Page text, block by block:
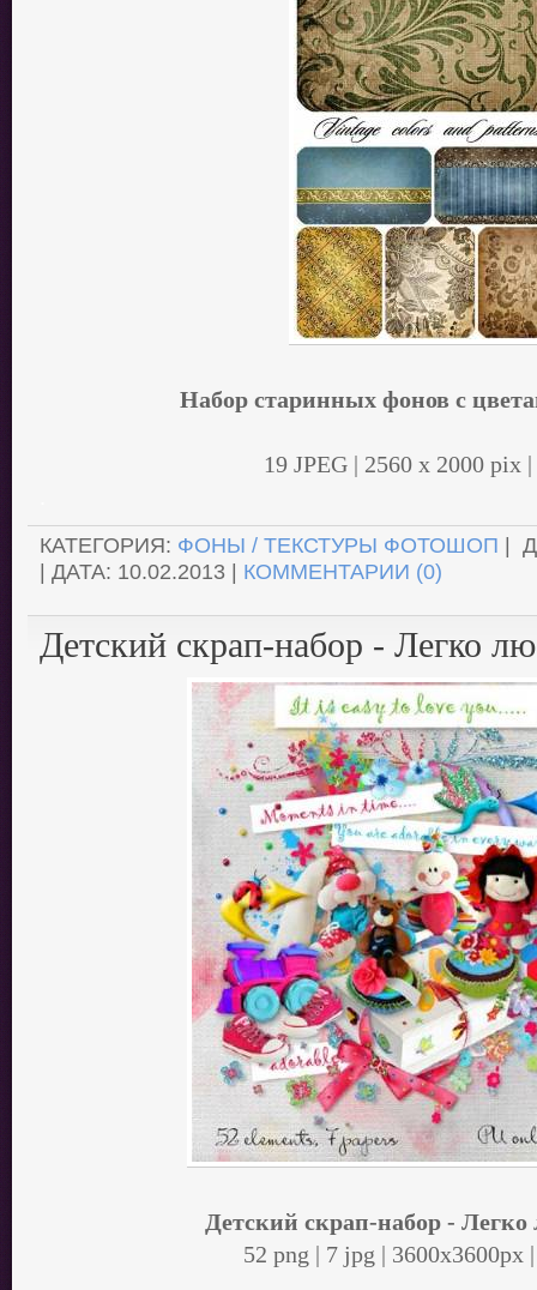
Набор старинных фонов с
19 JPEG | 2560 х 2000 pix
КАТЕГОРИЯ: ФОНЫ / ТЕКСТУРЫ ФОТОШОП |
| ДАТА: 10.02.2013 | КОММЕНТАРИИ (0)
Детский скрап-набор - Легко
Детский скрап-набор - Легко
52 png | 7 jpg | 3600x3600px